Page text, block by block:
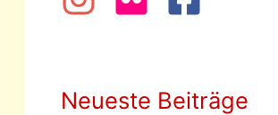
Neueste Beiträge